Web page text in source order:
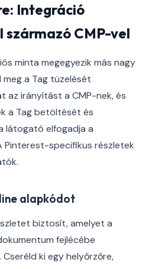
Integráció
CMP-vel
minta megegyezik más nagy
meg a Tag tüzelését
az irányítást a CMP-nek, és
a Tag betöltését és
látogató elfogadja a
Pinterest-specifikus részletek
alapkódot
biztosít, amelyet a
fejlécébe
ki egy helyőrzőre,